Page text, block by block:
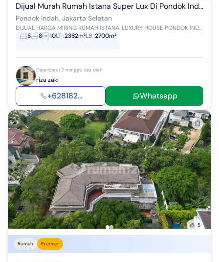
Dijual Murah Rumah Istana Super Lux Di Pondok Indah Luas 2382m Hanya Rp 89 M ( Hanya 37 Juta/m2 )
Pondok Indah, Jakarta Selatan
DIJUAL HARGA MIRING RUMAH ISTANA, LUXURY HOUSE PONDOK INDAH CLOSE TO GOLF Detail: Luas Tanah 2382 m² Luas Bangunan 2700 m² Sertifikat Ha...
8
8 10LT:2382m²LB:2700m²
Diperbarui 2 minggu lalu oleh
riza zaki
+628182... Whatsapp
5
Rumah Premier